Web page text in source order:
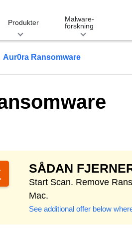
Produkter
Malware-
forskning
Aur0ra Ransomware
SÅDAN
Start Scan. Remove
Mac.
See additional offer below